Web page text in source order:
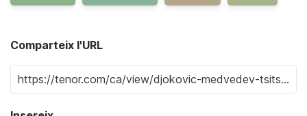
Comparteix l'URL